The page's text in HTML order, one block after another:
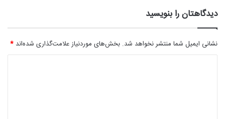
دیدگاهتان را بنویسید
نشانی ایمیل شما منتشر نخواهد شد. بخش‌های موردنیاز علامت‌گذاری شده‌اند *